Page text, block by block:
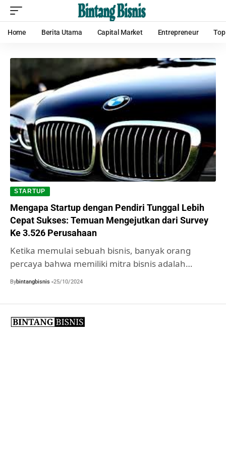
Home Berita Utama Capital Market Entrepreneur
STARTUP
Mengapa Startup dengan Pendiri Tunggal Lebih
Cepat Sukses: Temuan Mengejutkan dari Survey
Ke 3.526 Perusahaan
Ketika memulai sebuah bisnis, banyak orang
percaya bahwa memiliki mitra bisnis adalah…
Bybintangbisnis 25/10/2024